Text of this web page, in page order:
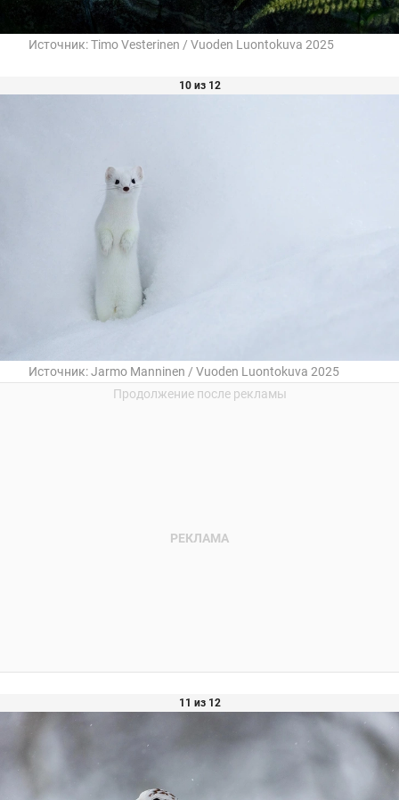
Источник:Timo Vesterinen / Vuoden Luontokuva 2025
10 из 12
Источник:Jarmo Manninen / Vuoden Luontokuva 2025
11 из 12